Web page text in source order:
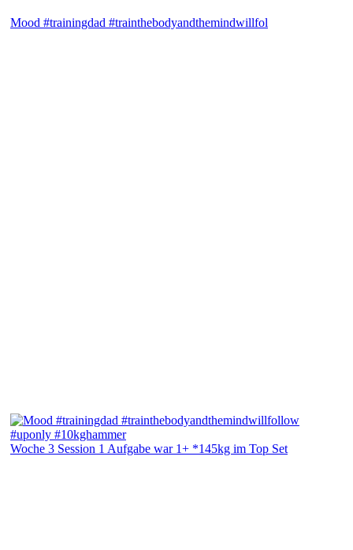
Mood #trainingdad #trainthebodyandthemindwillfol
Woche 3 Session 1 Aufgabe war 1+ *145kg im Top Set